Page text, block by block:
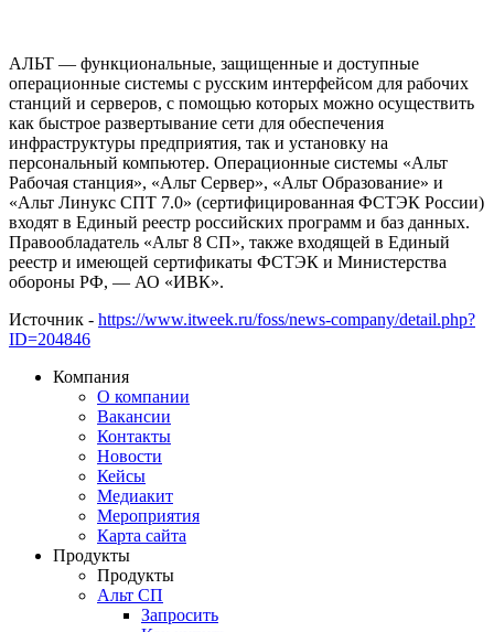
АЛЬТ — функциональные, защищенные и доступные
операционные системы с русским интерфейсом для рабочих
станций и серверов, с помощью которых можно осуществить
как быстрое развертывание сети для обеспечения
инфраструктуры предприятия, так и установку на
персональный компьютер. Операционные системы «Альт
Рабочая станция», «Альт Сервер», «Альт Образование» и
«Альт Линукс СПТ 7.0» (сертифицированная ФСТЭК России)
входят в Единый реестр российских программ и баз данных.
Правообладатель «Альт 8 СП», также входящей в Единый
реестр и имеющей сертификаты ФСТЭК и Министерства
обороны РФ, — АО «ИВК».
Источник - https://www.itweek.ru/foss/news-company/detail.php?
ID=204846
Компания
О компании
Вакансии
Контакты
Новости
Кейсы
Медиакит
Мероприятия
Карта сайта
Продукты
Продукты
Альт СП
Запросить